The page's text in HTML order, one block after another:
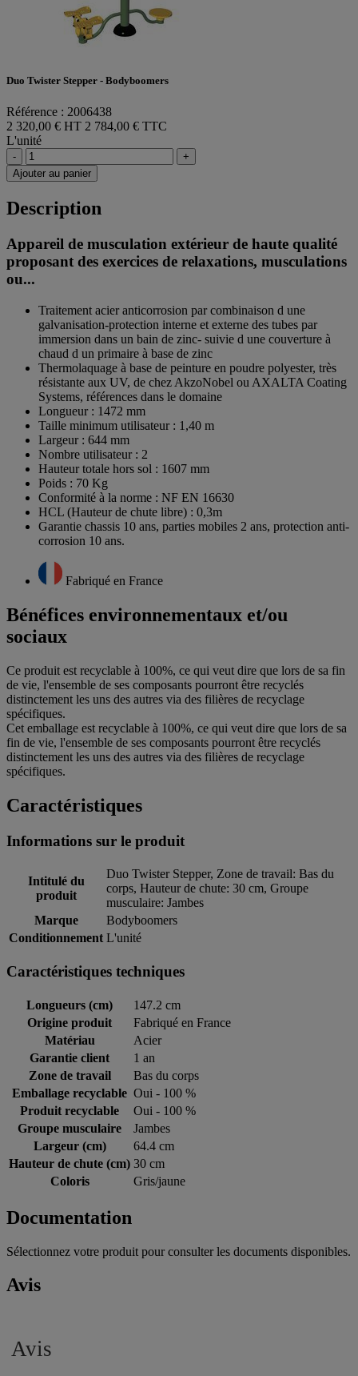
Duo Twister Stepper - Bodyboomers
Référence : 2006438
2 320,00 € HT 2 784,00 € TTC
L'unité
-
+
Ajouter au panier
Description
Appareil de musculation extérieur de haute qualité
proposant des exercices de relaxations, musculations
ou...
Traitement acier anticorrosion par combinaison d une
galvanisation-protection interne et externe des tubes par
immersion dans un bain de zinc- suivie d une couverture à
chaud d un primaire à base de zinc
Thermolaquage à base de peinture en poudre polyester, très
résistante aux UV, de chez AkzoNobel ou AXALTA Coating
Systems, références dans le domaine
Longueur : 1472 mm
Taille minimum utilisateur : 1,40 m
Largeur : 644 mm
Nombre utilisateur : 2
Hauteur totale hors sol : 1607 mm
Poids : 70 Kg
Conformité à la norme : NF EN 16630
HCL (Hauteur de chute libre) : 0,3m
Garantie chassis 10 ans, parties mobiles 2 ans, protection anti-
corrosion 10 ans.
Fabriqué en France
Bénéfices environnementaux et/ou
sociaux
Ce produit est recyclable à 100%, ce qui veut dire que lors de sa fin
de vie, l'ensemble de ses composants pourront être recyclés
distinctement les uns des autres via des filières de recyclage
spécifiques.
Cet emballage est recyclable à 100%, ce qui veut dire que lors de sa
fin de vie, l'ensemble de ses composants pourront être recyclés
distinctement les uns des autres via des filières de recyclage
spécifiques.
Caractéristiques
Informations sur le produit
Intitulé du
produit
Duo Twister Stepper, Zone de travail: Bas du
corps, Hauteur de chute: 30 cm, Groupe
musculaire: Jambes
Marque
Bodyboomers
Conditionnement L'unité
Caractéristiques techniques
Longueurs (cm)
147.2 cm
Origine produit
Fabriqué en France
Matériau
Acier
Garantie client
1 an
Zone de travail
Bas du corps
Emballage recyclable Oui - 100 %
Produit recyclable
Oui - 100 %
Groupe musculaire
Jambes
Largeur (cm)
64.4 cm
Hauteur de chute (cm) 30 cm
Coloris
Gris/jaune
Documentation
Sélectionnez votre produit pour consulter les documents disponibles.
Avis